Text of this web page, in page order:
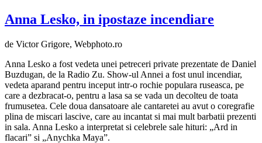
Anna Lesko, in ipostaze incendiare
de Victor Grigore, Webphoto.ro
Anna Lesko a fost vedeta unei petreceri private prezentate de Daniel
Buzdugan, de la Radio Zu. Show-ul Annei a fost unul incendiar,
vedeta aparand pentru inceput intr-o rochie populara ruseasca, pe
care a dezbracat-o, pentru a lasa sa se vada un decolteu de toata
frumusetea. Cele doua dansatoare ale cantaretei au avut o coregrafie
plina de miscari lascive, care au incantat si mai mult barbatii prezenti
in sala. Anna Lesko a interpretat si celebrele sale hituri: „Ard in
flacari” si „Anychka Maya”.